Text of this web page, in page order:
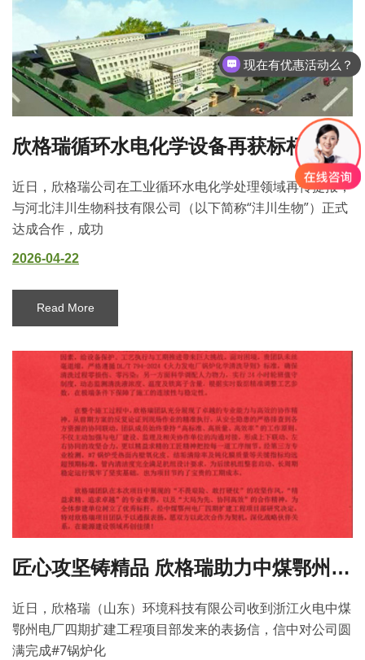
欣格瑞循环水电化学设备再获标杆项目，携手河北沣川生物共筑绿色循环新生态
近日，欣格瑞公司在工业循环水电化学处理领域再传捷报，
与河北沣川生物科技有限公司（以下简称“沣川生物”）正式
达成合作，成功
2026-04-22
Read More
匠心攻坚铸精品 欣格瑞助力中煤鄂州电厂四期项目建设
近日，欣格瑞（山东）环境科技有限公司收到浙江火电中煤
鄂州电厂四期扩建工程项目部发来的表扬信，信中对公司圆
满完成#7锅炉化
可以介绍下你们的产品么？
现在有优惠活动么？